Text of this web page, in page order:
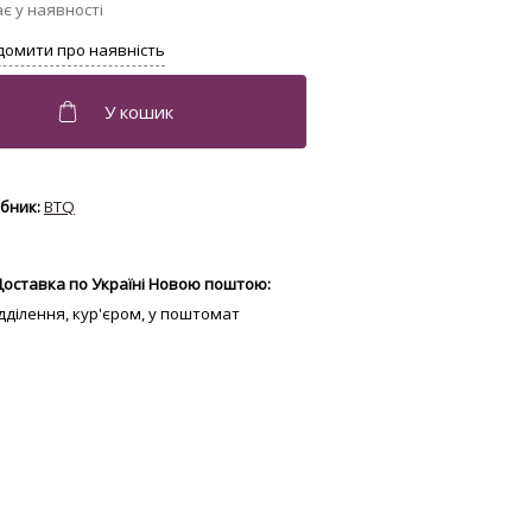
BTQ
по Україні Новою поштою:
кур'єром, у поштомат